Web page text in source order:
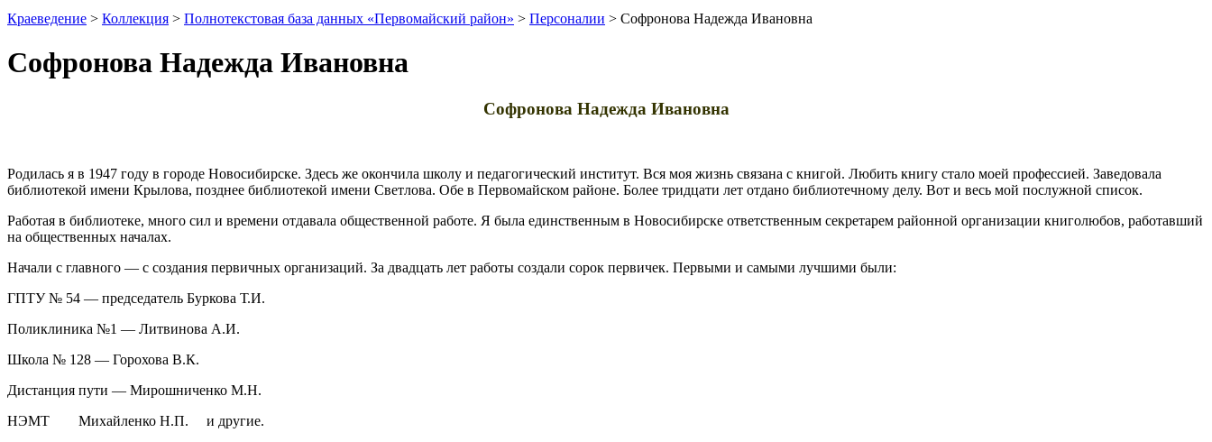
Краеведение > Коллекция > Полнотекстовая база данных «Первомайский район» > Персоналии > Софронова Надежда Ивановна
Софронова Надежда Ивановна
Софронова Надежда Ивановна
Родилась я в 1947 году в городе Новосибирске. Здесь же окончила школу и педагогический институт. Вся моя жизнь связана с книгой. Любить книгу стало моей профессией. Заведовала
библиотекой имени Крылова, позднее библиотекой имени Светлова. Обе в Первомайском районе. Более тридцати лет отдано библиотечному делу. Вот и весь мой послужной список.
Работая в библиотеке, много сил и времени отдавала общественной работе. Я была единственным в Новосибирске ответственным секретарем районной организации книголюбов, работавший
на общественных началах.
Начали с главного — с создания первичных организаций. За двадцать лет работы создали сорок первичек. Первыми и самыми лучшими были:
ГПТУ № 54 — председатель Буркова Т.И.
Поликлиника №1 — Литвинова А.И.
Школа № 128 — Горохова В.К.
Дистанция пути — Мирошниченко М.Н.
НЭМТ Михайленко Н.П. и другие.